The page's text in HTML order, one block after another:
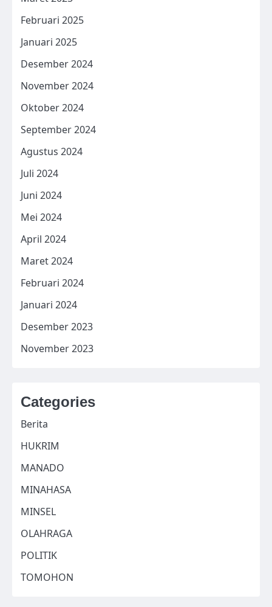
Februari 2025
Januari 2025
Desember 2024
November 2024
Oktober 2024
September 2024
Agustus 2024
Juli 2024
Juni 2024
Mei 2024
April 2024
Maret 2024
Februari 2024
Januari 2024
Desember 2023
November 2023
Categories
Berita
HUKRIM
MANADO
MINAHASA
MINSEL
OLAHRAGA
POLITIK
TOMOHON